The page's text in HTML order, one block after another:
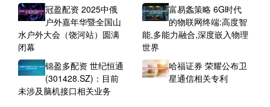
冠盈配资 2025中俄
户外嘉年华暨全国山
水户外大会（饶河站）圆满
闭幕
富易螽策略 6G时代
的物联网终端:高度智
能,多能力融合,深度嵌入物理
世界
锦盈多配资 世纪恒通
(301428.SZ)：目前
未涉及脑机接口相关业务
哈福证券 荣耀公布卫
星通信相关专利